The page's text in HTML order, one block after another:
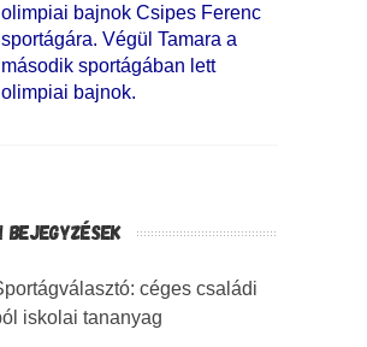
olimpiai bajnok Csipes Ferenc
sportágára. Végül Tamara a
második sportágában lett
olimpiai bajnok.
BEJEGYZÉSEK
céges családi
iskolai tananyag